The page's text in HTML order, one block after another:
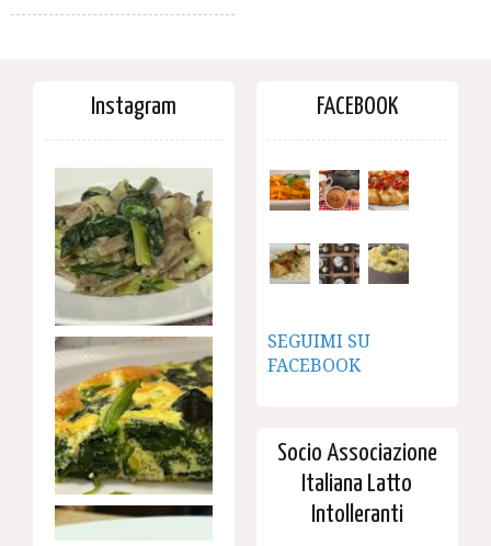
Instagram FACEBOOK
SEGUIMI SU
FACEBOOK
Socio Associazione
Italiana Latto
Intolleranti